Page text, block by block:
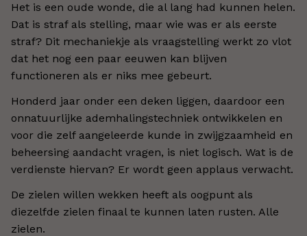
Het is een oude wonde, die al lang had kunnen helen.
Dat is straf als stelling, maar wie was er als eerste
straf? Dit mechaniekje als vraagstelling werkt zo vlot
dat het nog een paar eeuwen kan blijven
functioneren als er niks mee gebeurt.
Honderd jaar onder een deken liggen, daardoor een
onnatuurlijke ademhalingstechniek ontwikkelen en
voor die zelf aangeleerde kunde in zwijgzaamheid en
beheersing aandacht vragen, is niet logisch. Wat is de
verdienste hiervan? Er wordt geen applaus verwacht.
De zielen willen wekken heeft als oogpunt als
diezelfde zielen finaal te kunnen laten rusten. Alle
zielen.